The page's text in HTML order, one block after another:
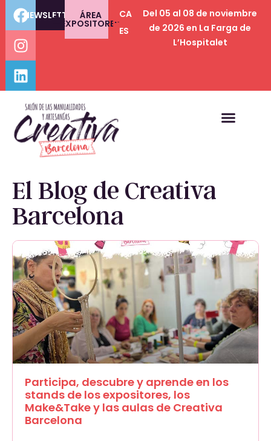
Del 05 al 08 de noviembre
de 2026 en La Farga de
L’Hospitalet
NEWSLETTER ÁREA
EXPOSITORES
CA
ES
El Blog de Creativa
Barcelona
Participa, descubre y aprende en los
stands de los expositores, los
Make&Take y las aulas de Creativa
Barcelona